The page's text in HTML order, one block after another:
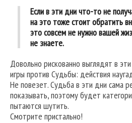
Если в эти дни что-то не
на это тоже стоит обратить
это совсем не нужно вашей
не знаете.
Довольно рискованно выглядят в
игры против Судьбы: действия
Не повезет. Судьба в эти дни сама
показывать, поэтому будет
пытаются шутить.
Смотрите пристально!